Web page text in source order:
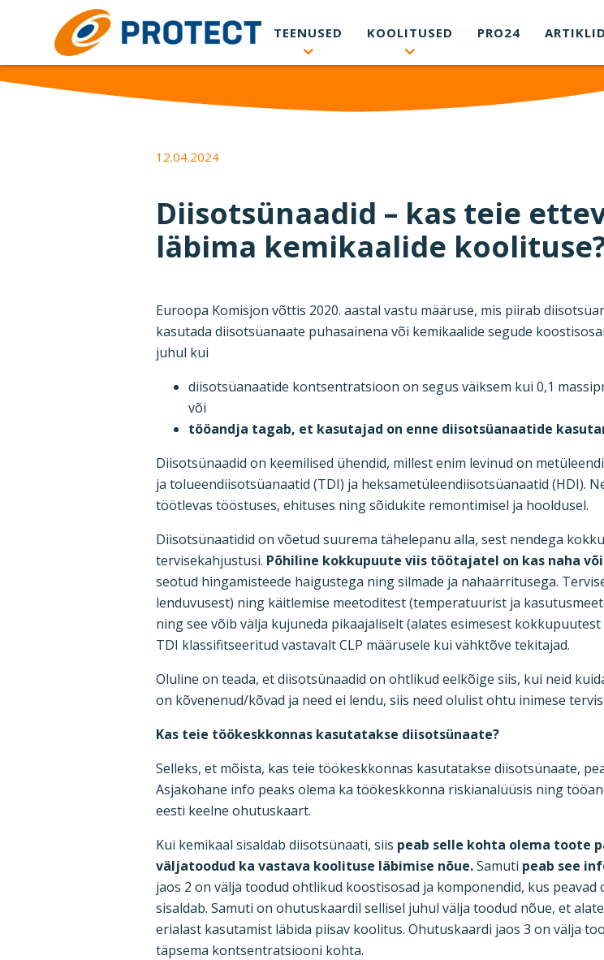
Skip to main content
TEENUSED
KOOLITUSED PRO24 ARTIKLID
12.04.2024
Diisotsünaadid – kas teie
läbima kemikaalide
Euroopa Komisjon võttis 2020. aastal vastu määruse, mis piirab
kasutada diisotsüanaate puhasainena või kemikaalide segude
juhul kui
diisotsüanaatide kontsentratsioon on segus väiksem kui 0,1
või
tööandja tagab, et kasutajad on enne diisotsüanaatide
Diisotsünaadid on keemilised ühendid, millest enim levinud on
ja tolueendiisotsüanaatid (TDI) ja heksametüleendiisotsüanaatid (HDI).
töötlevas tööstuses, ehituses ning sõidukite remontimisel ja hooldusel.
Diisotsünaatidid on võetud suurema tähelepanu alla, sest nendega
tervisekahjustusi. Põhiline kokkupuute viis töötajatel on kas naha
seotud hingamisteede haigustega ning silmade ja nahaärritusega.
lenduvusest) ning käitlemise meetoditest (temperatuurist ja
ning see võib välja kujuneda pikaajaliselt (alates esimesest
TDI klassifitseeritud vastavalt CLP määrusele kui vähktõve tekitajad.
Oluline on teada, et diisotsünaadid on ohtlikud eelkõige siis, kui neid
on kõvenenud/kõvad ja need ei lendu, siis need olulist ohtu inimese
Kas teie töökeskkonnas kasutatakse diisotsünaate?
Selleks, et mõista, kas teie töökeskkonnas kasutatakse diisotsünaate,
Asjakohane info peaks olema ka töökeskkonna riskianalüüsis ning
eesti keelne ohutuskaart.
Kui kemikaal sisaldab diisotsünaati, siis peab selle kohta olema toote
väljatoodud ka vastava koolituse läbimise nõue.Samuti peab see
jaos 2 on välja toodud ohtlikud koostisosad ja komponendid, kus
sisaldab. Samuti on ohutuskaardil sellisel juhul välja toodud nõue, et
erialast kasutamist läbida piisav koolitus. Ohutuskaardi jaos 3 on välja
täpsema kontsentratsiooni kohta.